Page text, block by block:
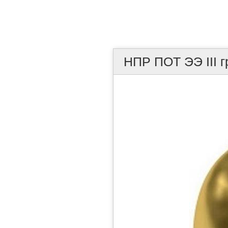
НПР ПОТ ЭЭ III